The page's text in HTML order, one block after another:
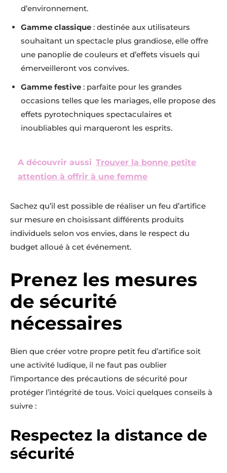
d’environnement.
Gamme classique : destinée aux utilisateurs
souhaitant un spectacle plus grandiose, elle offre
une panoplie de couleurs et d’effets visuels qui
émerveilleront vos convives.
Gamme festive : parfaite pour les grandes
occasions telles que les mariages, elle propose des
effets pyrotechniques spectaculaires et
inoubliables qui marqueront les esprits.
A découvrir aussi Trouver la bonne petite
attention à offrir à une femme
Sachez qu’il est possible de réaliser un feu d’artifice
sur mesure en choisissant différents produits
individuels selon vos envies, dans le respect du
budget alloué à cet événement.
Prenez les mesures
de sécurité
nécessaires
Bien que créer votre propre petit feu d’artifice soit
une activité ludique, il ne faut pas oublier
l’importance des précautions de sécurité pour
protéger l’intégrité de tous. Voici quelques conseils à
suivre :
Respectez la distance de
sécurité